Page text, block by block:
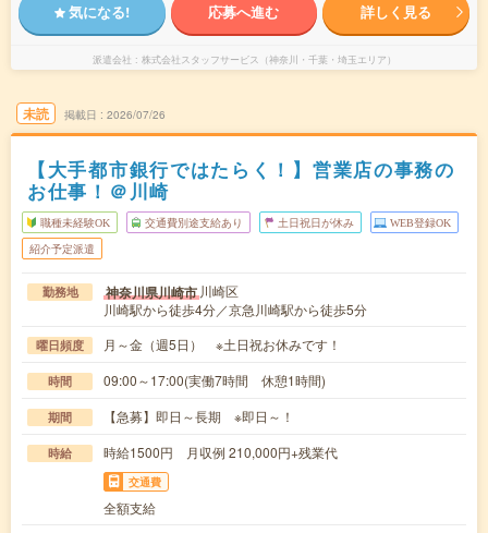
気になる! 応募へ進む 詳しく見る
派遣会社 株式会社スタッフサービス（神奈川・千葉・埼玉エリア）
未読 掲載日 2026/07/26
【大手都市銀行ではたらく！】営業店の事務の
お仕事！＠川崎
職種未経験OK 交通費別途支給あり 土日祝日が休み WEB登録OK
紹介予定派遣
勤務地 神奈川県川崎市 川崎区
川崎駅から徒歩4分／京急川崎駅から徒歩5分
曜日頻度 月～金（週5日） ※土日祝お休みです！
時間 09:00～17:00(実働7時間 休憩1時間)
期間 【急募】即日～長期 ※即日～！
時給 時給1500円 月収例 210,000円+残業代
交通費
全額支給